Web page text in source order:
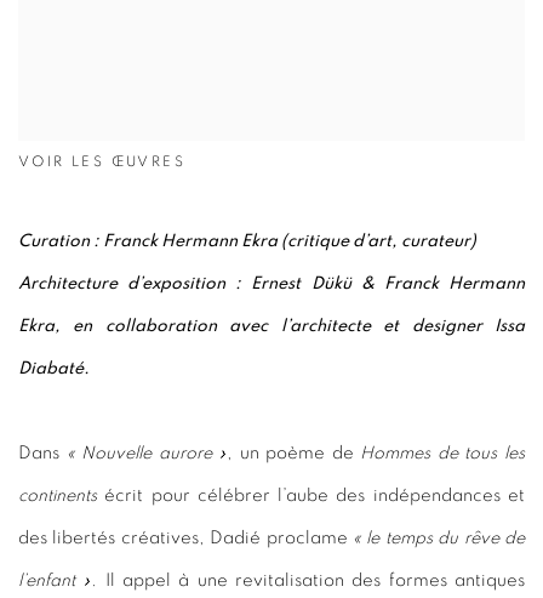
VOIR LES ŒUVRES
Curation : Franck Hermann Ekra (critique d’art, curateur)
Architecture d’exposition : Ernest Dükü & Franck Hermann
Ekra, en collaboration avec l’architecte et designer Issa
Diabaté.
Dans « Nouvelle aurore » , un poème de Hommes de tous les
continents écrit pour célébrer l’aube des indépendances et
des libertés créatives, Dadié proclame « le temps du rêve de
l’enfant » . Il appel à une revitalisation des formes antiques